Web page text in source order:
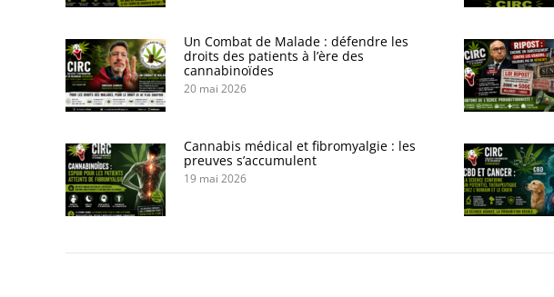
Un Combat de Malade : défendre les
droits des patients à l’ère des
cannabinoïdes
20 mai 2026
Cannabis médical et fibromyalgie : les
preuves s’accumulent
19 mai 2026